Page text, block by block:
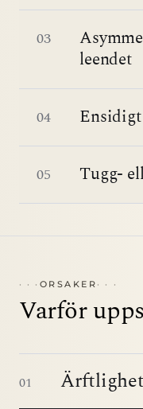
03
leendet
04
05 Tugg-
ORSAKER
Varför
01